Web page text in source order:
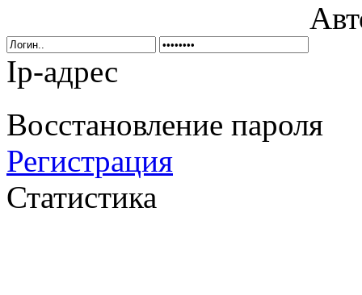
Ip-адрес
Восстановление пароля
Регистрация
Статистика